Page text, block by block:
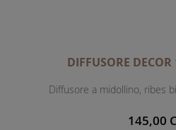
DIFFUSORE
Diffusore a midollino, ribes
145,00